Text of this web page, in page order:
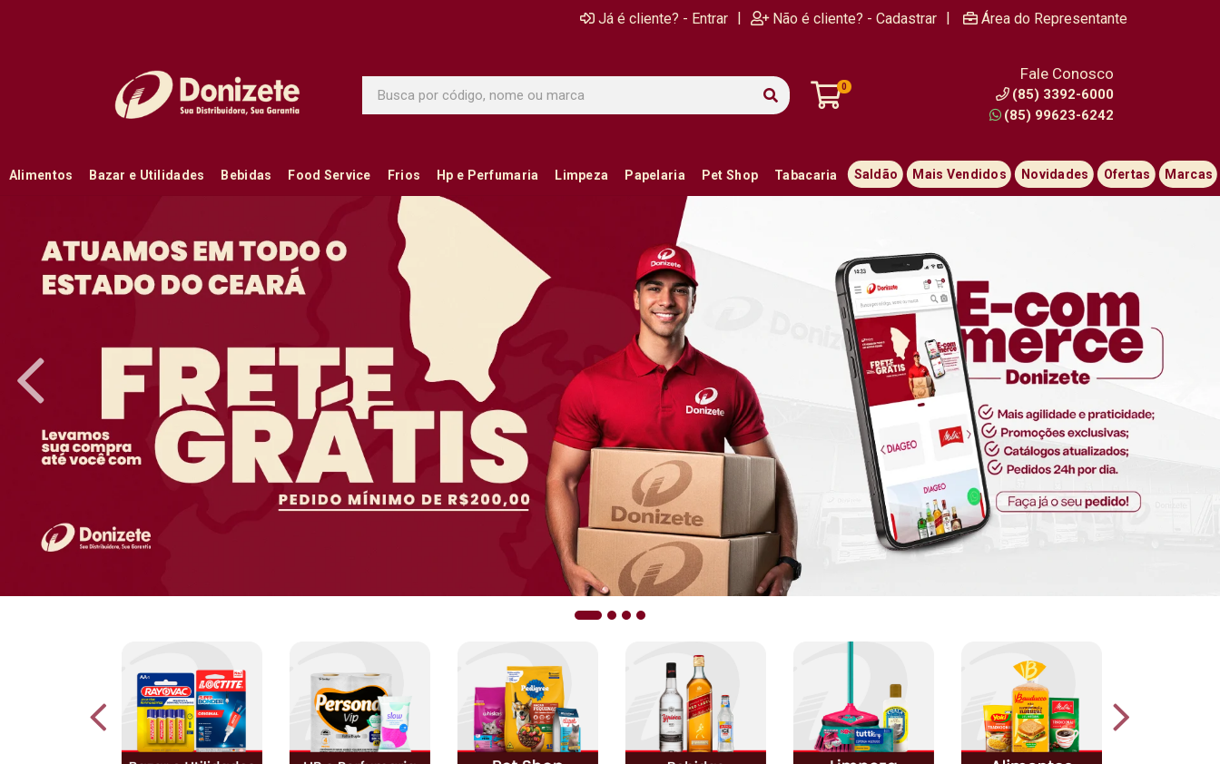
Já é cliente? - Entrar | Não é cliente? - Cadastrar | Área do Representante
0
Fale Conosco
(85) 3392-6000
(85) 99623-6242
Alimentos Bazar e Utilidades Bebidas Food Service Frios Hp e Perfumaria Limpeza Papelaria Pet Shop Tabacaria Saldão Mais Vendidos Novidades Ofertas Marcas